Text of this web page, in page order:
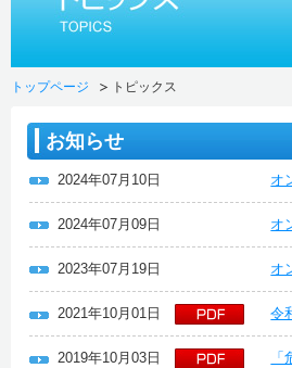
トップページ トピックス
お知らせ
2024年07月10日 オ
2024年07月09日 オ
2023年07月19日 オ
2021年10月01日 令
2019年10月03日